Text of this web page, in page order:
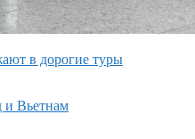
в дорогие туры
и Вьетнам